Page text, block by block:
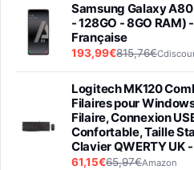
Samsung Galaxy
- 128GO - 8GO RAM)
Française
193,99€815,76€
Logitech MK120
Filaires pour
Filaire, Connexion
Confortable, Taille
Clavier QWERTY UK
61,15€65,97€Amazon